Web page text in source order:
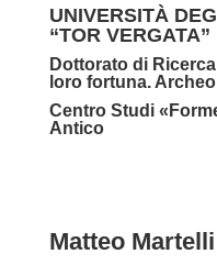
UNIVERSITÀ
“TOR VERGATA”
Dottorato di
loro fortuna.
Centro Studi
Antico
Matteo Martelli